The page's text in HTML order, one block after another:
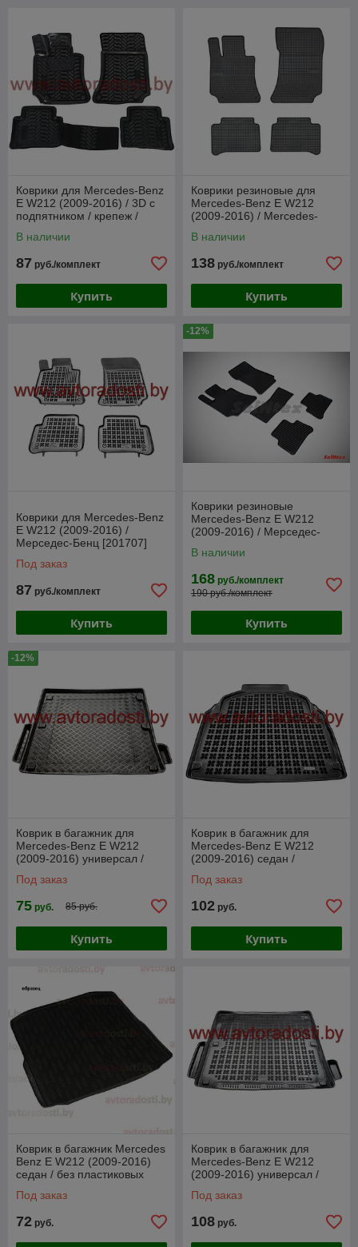
Коврики для Mercedes-Benz
E W212 (2009-2016) / 3D c
подпятником / крепеж /
В наличии
87 руб./комплект
Купить
Коврики резиновые для
Mercedes-Benz E W212
(2009-2016) / Mercedes-
(Frogum)
В наличии
138 руб./комплект
Купить
Коврики для Mercedes-Benz
E W212 (2009-2016) /
Мерседес-Бенц [201707]
Под заказ
87 руб./комплект
Купить
-12%
Коврики резиновые
Mercedes-Benz E W212
(2009-2016) / Мерседес-
В наличии
168 руб./комплект
190 руб./комплект
Купить
-12%
Коврик в багажник для
Mercedes-Benz E W212
(2009-2016) универсал /
Под заказ
75 руб. 85 руб.
Купить
Коврик в багажник для
Mercedes-Benz E W212
(2009-2016) седан /
(Rezaw-Plast)
Под заказ
102 руб.
Купить
Коврик в багажник Mercedes
Benz E W212 (2009-2016)
седан / без пластиковых
[72533] /
Под заказ
72 руб.
Коврик в багажник для
Mercedes-Benz E W212
(2009-2016) универсал /
Под заказ
108 руб.